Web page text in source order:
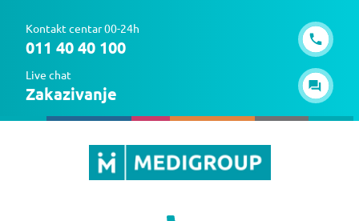
Kontakt centar 00-24h
011 40 40 100
Live chat
Zakazivanje